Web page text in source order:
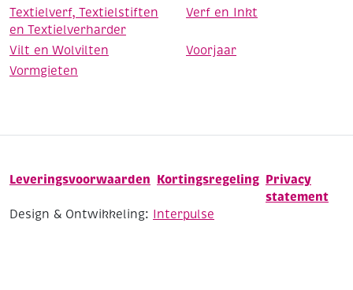
Textielverf, Textielstiften
en Textielverharder
Verf en Inkt
Vilt en Wolvilten
Voorjaar
Vormgieten
Leveringsvoorwaarden Kortingsregeling Privacy
statement
Design & Ontwikkeling: Interpulse